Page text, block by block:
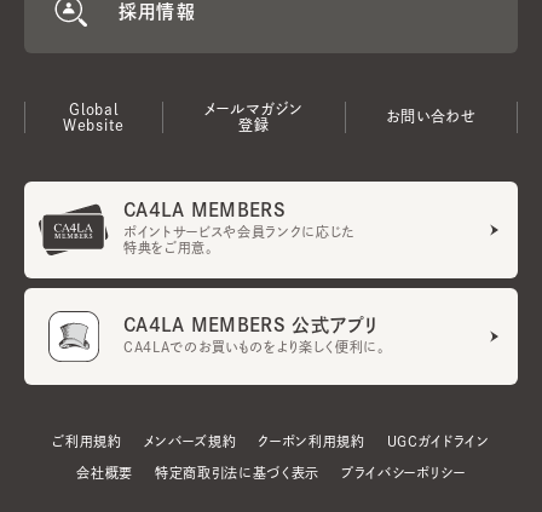
採用情報
Global
Website
メールマガジン
登録
お問い合わせ
CA4LA MEMBERS
ポイントサービスや会員ランクに応じた
特典をご用意。
CA4LA MEMBERS 公式アプリ
CA4LAでのお買いものをより楽しく便利に。
ご利用規約 メンバーズ規約 クーポン利用規約 UGCガイドライン
会社概要 特定商取引法に基づく表示 プライバシーポリシー